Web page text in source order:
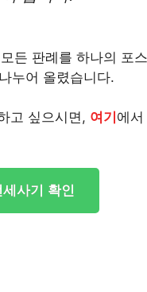
든 판례를 하나의 포
누어 올렸습니다.
고 싶으시면, 여기 에
사기 확인